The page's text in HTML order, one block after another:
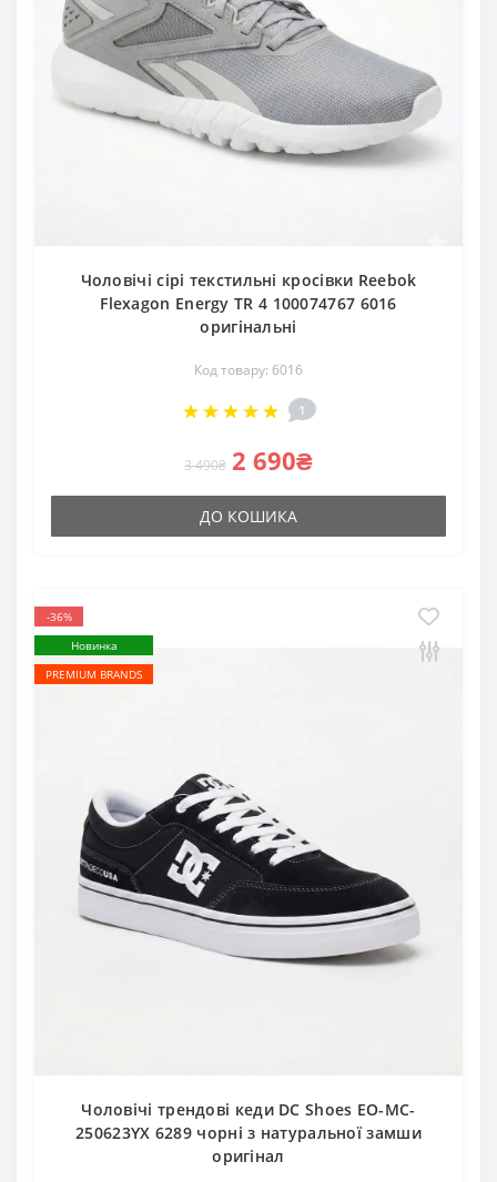
Чоловічі сірі текстильні кросівки Reebok
Flexagon Energy TR 4 100074767 6016
оригінальні
Код товару: 6016
1
3 490₴ 2 690₴
ДО КОШИКА
-36%
Новинка
PREMIUM BRANDS
Чоловічі трендові кеди DC Shoes EO-MC-
250623YX 6289 чорні з натуральної замши
оригінал